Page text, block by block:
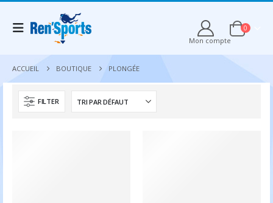
Mon compte
0
ACCUEIL BOUTIQUE PLONGÉE
FILTER